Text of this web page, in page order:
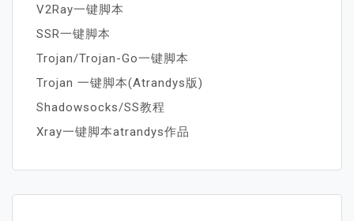
V2Ray一键脚本
SSR一键脚本
Trojan/Trojan-Go一键脚本
Trojan 一键脚本(Atrandys版)
Shadowsocks/SS教程
Xray一键脚本atrandys作品